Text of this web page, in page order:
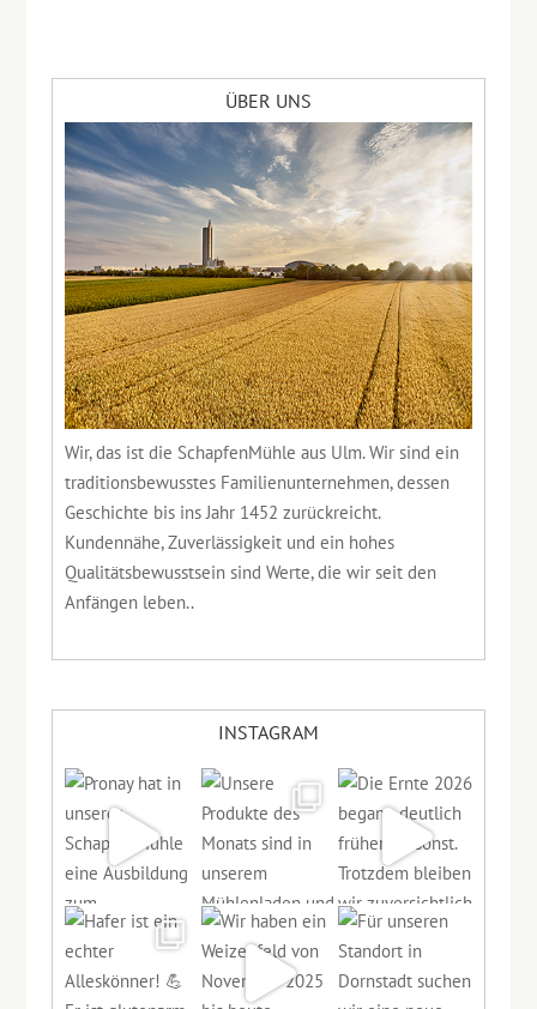
ÜBER UNS
Wir, das ist die SchapfenMühle aus Ulm. Wir sind ein
traditionsbewusstes Familienunternehmen, dessen
Geschichte bis ins Jahr 1452 zurückreicht.
Kundennähe, Zuverlässigkeit und ein hohes
Qualitätsbewusstsein sind Werte, die wir seit den
Anfängen leben..
INSTAGRAM